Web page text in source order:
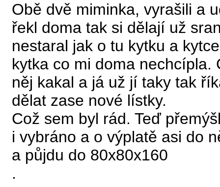
Obě dvě miminka, vyrašili a
řekl doma tak si dělají už
nestaral jak o tu kytku a
kytka co mi doma
něj kakal a já už jí taky tak
dělat zase nové lístky.
Což sem byl rád. Teď
i vybráno a o výplatě asi do
a půjdu do 80x80x160
.